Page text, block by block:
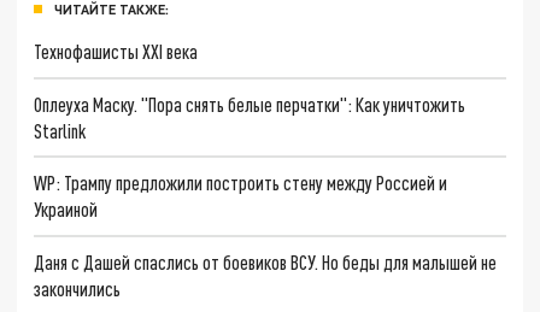
ЧИТАЙТЕ ТАКЖЕ:
Технофашисты XXI века
Оплеуха Маску. "Пора снять белые перчатки": Как уничтожить
Starlink
WP: Трампу предложили построить стену между Россией и
Украиной
Даня с Дашей спаслись от боевиков ВСУ. Но беды для малышей не
закончились